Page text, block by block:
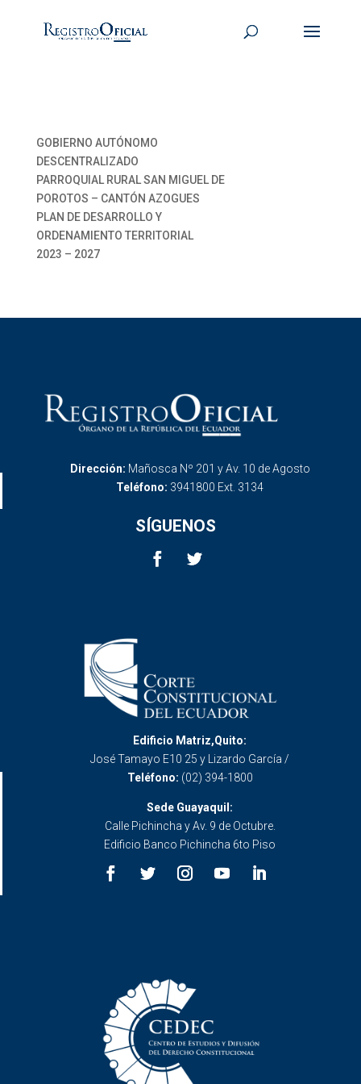
GOBIERNO AUTÓNOMO
DESCENTRALIZADO
PARROQUIAL RURAL SAN MIGUEL DE
POROTOS – CANTÓN AZOGUES
PLAN DE DESARROLLO Y
ORDENAMIENTO TERRITORIAL
2023 – 2027
Dirección: Mañosca Nº 201 y Av. 10 de Agosto
Teléfono: 3941800 Ext. 3134
SÍGUENOS
Edificio Matriz,Quito:
José Tamayo E10 25 y Lizardo García /
Teléfono: (02) 394-1800
Sede Guayaquil:
Calle Pichincha y Av. 9 de Octubre.
Edificio Banco Pichincha 6to Piso